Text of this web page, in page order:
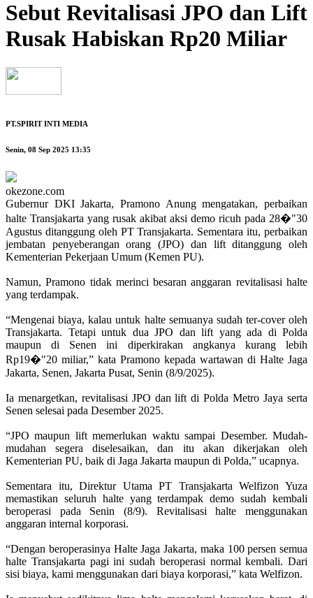
Sebut Revitalisasi JPO dan Lift
Rusak Habiskan Rp20 Miliar
PT.SPIRIT INTI MEDIA
Senin, 08 Sep 2025 13:35
okezone.com
Gubernur DKI Jakarta, Pramono Anung mengatakan, perbaikan
halte Transjakarta yang rusak akibat aksi demo ricuh pada 28�"30
Agustus ditanggung oleh PT Transjakarta. Sementara itu, perbaikan
jembatan penyeberangan orang (JPO) dan lift ditanggung oleh
Kementerian Pekerjaan Umum (Kemen PU).
Namun, Pramono tidak merinci besaran anggaran revitalisasi halte
yang terdampak.
“Mengenai biaya, kalau untuk halte semuanya sudah ter-cover oleh
Transjakarta. Tetapi untuk dua JPO dan lift yang ada di Polda
maupun di Senen ini diperkirakan angkanya kurang lebih
Rp19�"20 miliar,” kata Pramono kepada wartawan di Halte Jaga
Jakarta, Senen, Jakarta Pusat, Senin (8/9/2025).
Ia menargetkan, revitalisasi JPO dan lift di Polda Metro Jaya serta
Senen selesai pada Desember 2025.
“JPO maupun lift memerlukan waktu sampai Desember. Mudah-
mudahan segera diselesaikan, dan itu akan dikerjakan oleh
Kementerian PU, baik di Jaga Jakarta maupun di Polda,” ucapnya.
Sementara itu, Direktur Utama PT Transjakarta Welfizon Yuza
memastikan seluruh halte yang terdampak demo sudah kembali
beroperasi pada Senin (8/9). Revitalisasi halte menggunakan
anggaran internal korporasi.
“Dengan beroperasinya Halte Jaga Jakarta, maka 100 persen semua
halte Transjakarta pagi ini sudah beroperasi normal kembali. Dari
sisi biaya, kami menggunakan dari biaya korporasi,” kata Welfizon.